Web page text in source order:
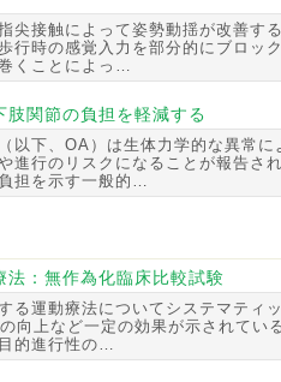
尖接触によって姿勢動揺が改善す
行時の感覚入力を部分的にブロッ
くことによっ…
関節の負担を軽減する
以下、OA）は生体力学的な異常
進行のリスクになることが報告さ
担を示す一般的…
：無作為化臨床比較試験
る運動療法についてシステマティ
向上など一定の効果が示されてい
的進行性の…